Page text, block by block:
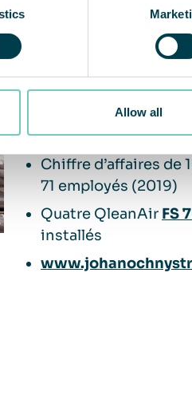
Allow all
A propos de Johan &
Propriété d’
La nouvelle unité
construit en 2017
Chiffre d’affaires de
71 employés (2019)
Quatre QleanAir FS
installés